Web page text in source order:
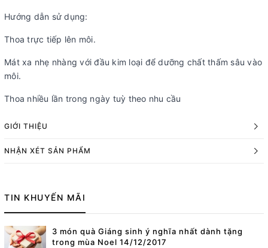
Hướng dẫn sử dụng:
Thoa trực tiếp lên môi.
Mát xa nhẹ nhàng với đầu kim loại để dưỡng chất thấm sâu vào
môi.
Thoa nhiều lần trong ngày tuỳ theo nhu cầu
GIỚI THIỆU
NHẬN XÉT SẢN PHẨM
TIN KHUYẾN MÃI
3 món quà Giáng sinh ý nghĩa nhất dành tặng
trong mùa Noel 14/12/2017